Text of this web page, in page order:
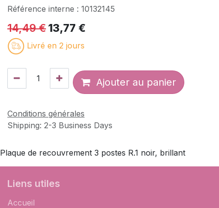
Référence interne : 10132145
14,49€13,77 €
Livré en 2 jours
Ajouter au panier
Conditions générales
Shipping: 2-3 Business Days
Plaque de recouvrement 3 postes R.1 noir, brillant
Liens utiles
Accueil